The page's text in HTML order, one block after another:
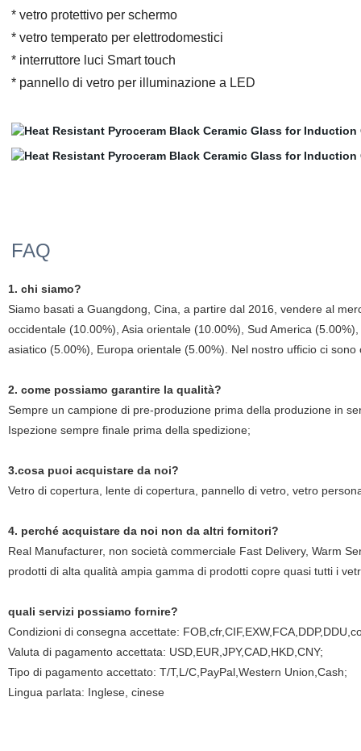
* vetro protettivo per schermo
* vetro temperato per elettrodomestici
* interruttore luci Smart touch
* pannello di vetro per illuminazione a LED
FAQ
1. chi siamo?
Siamo basati a Guangdong, Cina, a partire dal 2016, vendere al
occidentale (10.00%), Asia orientale (10.00%), Sud America
asiatico (5.00%), Europa orientale (5.00%). Nel nostro ufficio ci
2. come possiamo garantire la qualità?
Sempre un campione di pre-produzione prima della produzione in
Ispezione sempre finale prima della spedizione;
3.cosa puoi acquistare da noi?
Vetro di copertura, lente di copertura, pannello di vetro, vetro
4. perché acquistare da noi non da altri fornitori?
Real Manufacturer, non società commerciale Fast Delivery, Warm
prodotti di alta qualità ampia gamma di prodotti copre quasi tutti i
quali servizi possiamo fornire?
Condizioni di consegna accettate:
Valuta di pagamento accettata: USD,EUR,JPY,CAD,HKD,CNY;
Tipo di pagamento accettato: T/T,L/C,PayPal,Western Union,Cash;
Lingua parlata: Inglese, cinese